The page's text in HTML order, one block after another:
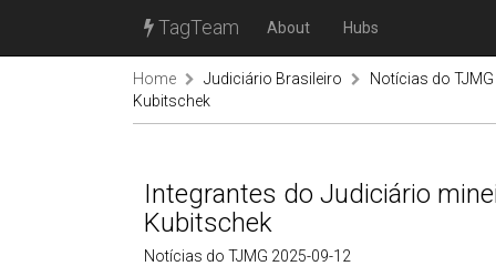
TagTeam About Hubs
Home Judiciário Brasileiro
Notícias do TJMG
Kubitschek
Integrantes do Judiciário
Kubitschek
Notícias do TJMG 2025-09-12